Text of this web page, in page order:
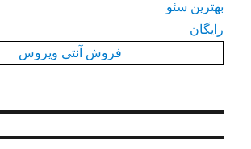
بهترین سئو
رایگان
فروش آنتی ویروس